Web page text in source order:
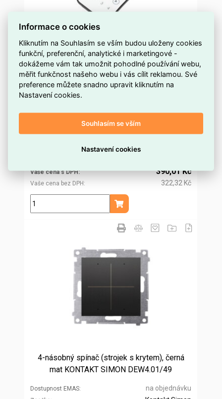
dimLED ovladač OVS 4KR T-LED 069109
Dostupnost EMAS na objednávku
Kód dodavatele
069109
ELSVOS1088861
8596558012807
Vaše cena s DPH
Vaše cena bez DPH
390,01 Kč
322,32 Kč
ks
Přidat do košíku
4-násobný spínač (strojek s krytem), černá
mat KONTAKT SIMON DEW4.01/49
Dostupnost EMAS na objednávku
Informace o cookies
Kliknutím na Souhlasím se vším budou uloženy cookies
funkční, preferenční, analytické i marketingové -
dokážeme vám tak umožnit pohodlné používání webu,
měřit funkčnost našeho webu i vás cílit reklamou. Své
preference můžete snadno upravit kliknutím na
Nastavení cookies.
Souhlasím se vším
Nastavení cookies